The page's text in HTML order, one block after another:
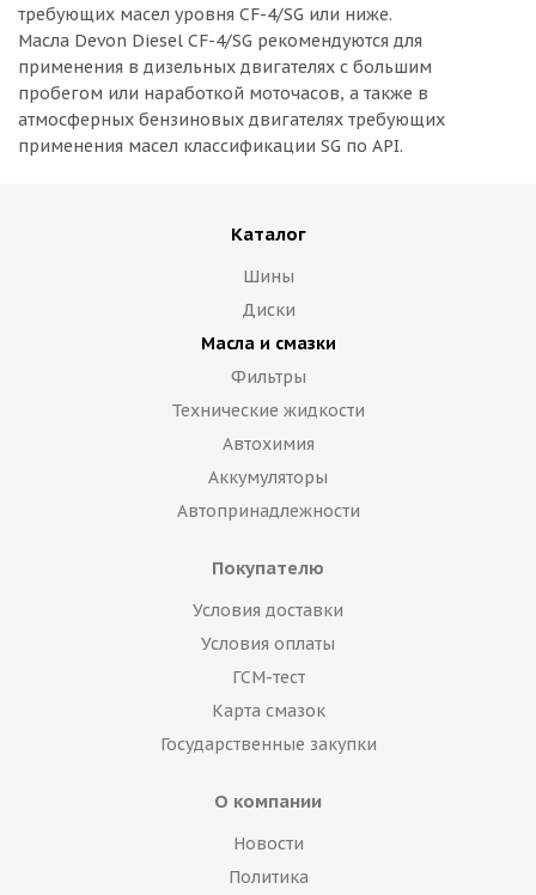
требующих масел уровня CF-4/SG или ниже.
Масла Devon Diesel CF-4/SG рекомендуются для
применения в дизельных двигателях с большим
пробегом или наработкой моточасов, а также в
атмосферных бензиновых двигателях требующих
применения масел классификации SG по API.
Каталог
Шины
Диски
Масла и смазки
Фильтры
Технические жидкости
Автохимия
Аккумуляторы
Автопринадлежности
Покупателю
Условия доставки
Условия оплаты
ГСМ-тест
Карта смазок
Государственные закупки
О компании
Новости
Политика